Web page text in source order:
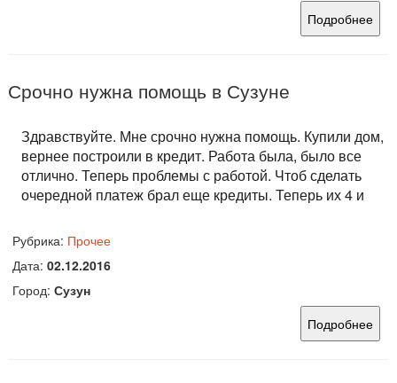
Подробнее
Срочно нужна помощь в Сузуне
Здравствуйте. Мне срочно нужна помощь. Купили дом,
вернее построили в кредит. Работа была, было все
отлично. Теперь проблемы с работой. Чтоб сделать
очередной платеж брал еще кредиты. Теперь их 4 и
Рубрика: Прочее
Дата: 02.12.2016
Город: Сузун
Подробнее